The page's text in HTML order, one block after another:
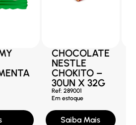
CHOCOLATE
NESTLE
CHOKITO –
30UN X 32G
Ref: 289001
Em estoque
Saiba Mais